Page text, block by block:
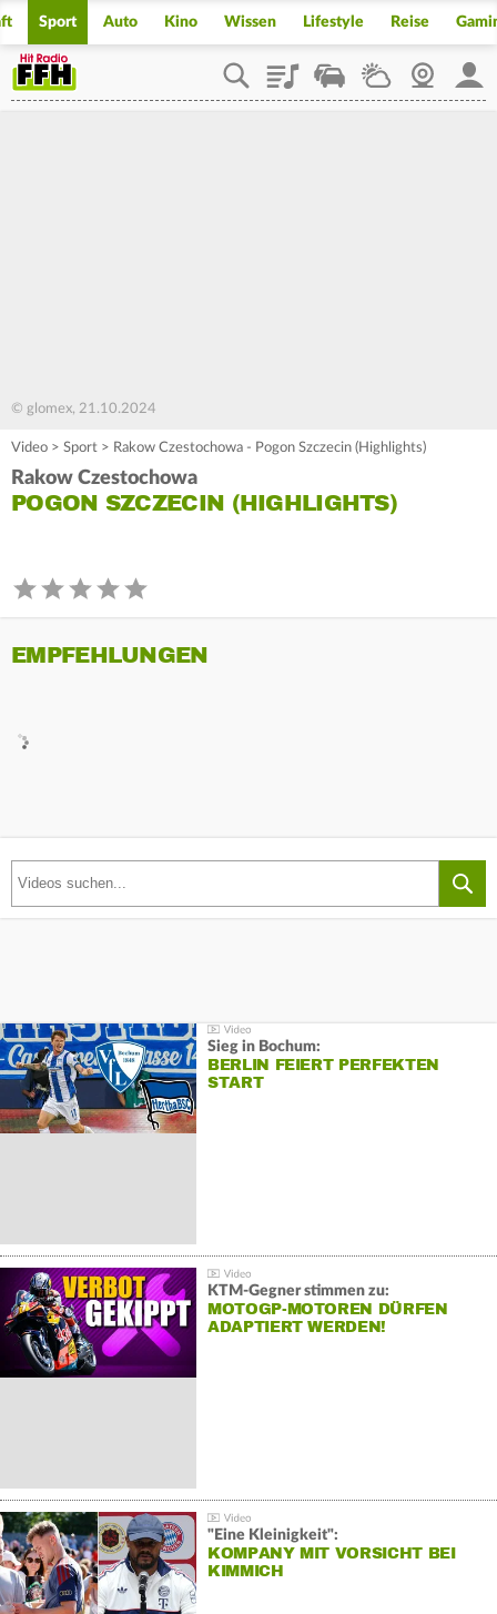
Sport Auto Kino Wissen Lifestyle Reise
PlaylistStaupilotWetterWebcam
© glomex, 21.10.2024
Video > Sport > Rakow Czestochowa - Pogon Szczecin (Highlights)
Rakow Czestochowa
POGON SZCZECIN (HIGHLIGHTS)
EMPFEHLUNGEN
Sieg in Bochum:
BERLIN FEIERT PERFEKTEN
START
KTM-Gegner stimmen zu:
MOTOGP-MOTOREN DÜRFEN
ADAPTIERT WERDEN!
"Eine Kleinigkeit":
KOMPANY MIT VORSICHT BEI
KIMMICH